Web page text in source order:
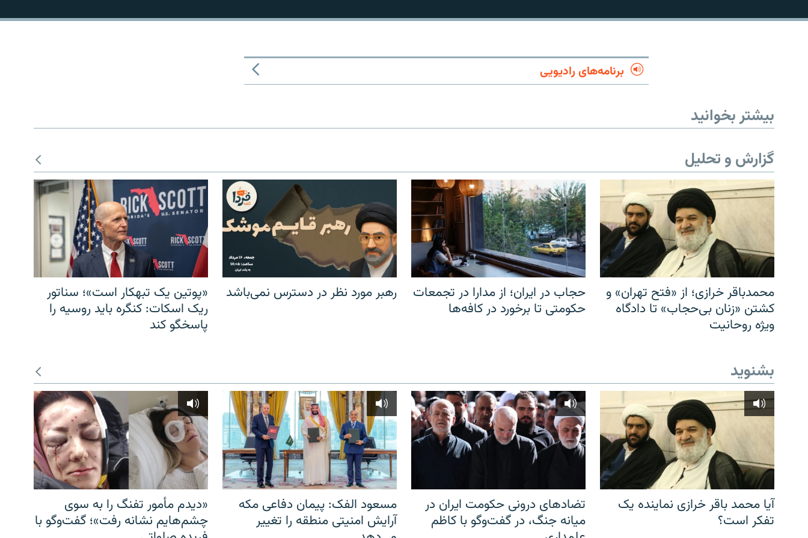
برنامه‌های رادیویی
بیشتر بخوانید
گزارش و تحلیل
محمدباقر خرازی؛ از «فتح تهران» و
کشتن «زنان بی‌حجاب» تا دادگاه
ویژه روحانیت
حجاب در ایران؛ از مدارا در تجمعات
حکومتی تا برخورد در کافه‌ها
رهبر مورد نظر در دسترس نمی‌باشد
«پوتین یک تبهکار است»؛ سناتور
ریک اسکات: کنگره باید روسیه را
پاسخگو کند
بشنوید
آیا محمد باقر خرازی نماینده یک
تفکر است؟
تضادهای درونی حکومت ایران در
میانه جنگ، در گفت‌‌وگو با کاظم
مسعود الفک: پیمان دفاعی مکه
آرایش امنیتی منطقه را تغییر
«دیدم مأمور تفنگ را به سوی
چشم‌هایم نشانه رفت»؛ گفت‌و‌گو با